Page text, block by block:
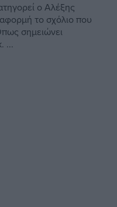
ο Αλέξης
το σχόλιο που
σημειώνει
...